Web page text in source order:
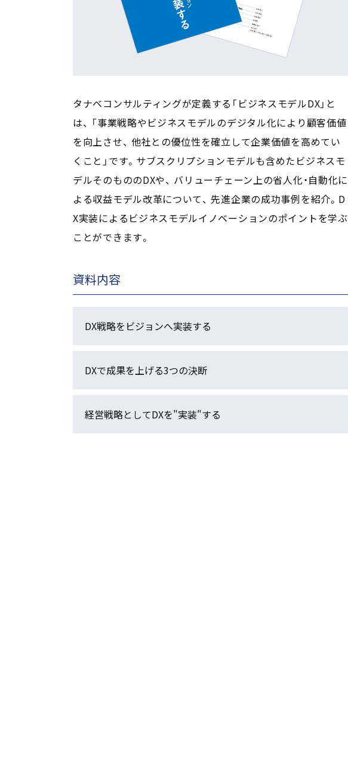
タナベコンサルティングが定義する「ビジネスモデルDX」と
は、 「事業戦略やビジネスモデルのデジタル化により顧客価値
を向上させ、 他社との優位性を確立して企業価値を高めてい
くこと」です。サブスクリプションモデルも含めたビジネスモ
デルそのもののDXや、 バリューチェーン上の省人化・自動化に
よる収益モデル改革について、 先進企業の成功事例を紹介。D
X実装によるビジネスモデルイノベーションのポイントを学ぶ
ことができます。
資料内容
DX戦略をビジョンへ実装する
DXで成果を上げる3つの決断
経営戦略としてDXを"実装"する